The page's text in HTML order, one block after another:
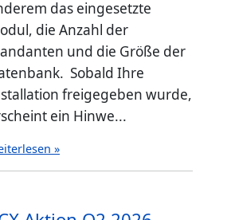
das eingesetzte
die Anzahl der
und die Größe der
Sobald Ihre
freigegeben wurde,
ein Hinwe...
»